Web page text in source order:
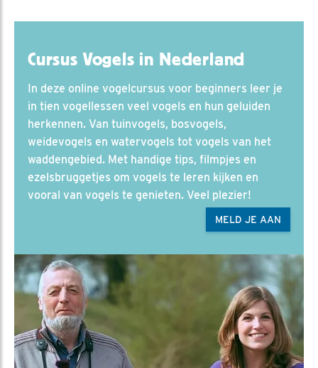
Cursus Vogels in Nederland
In deze online vogelcursus voor beginners leer je
in tien vogellessen veel vogels en hun geluiden
herkennen. Van tuinvogels, bosvogels,
weidevogels en watervogels tot vogels van het
waddengebied. Met handige tips, filmpjes en
ezelsbruggetjes om vogels te leren kijken en
vooral van vogels te genieten. Veel plezier!
MELD JE AAN